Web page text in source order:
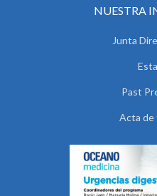
NUESTRA
Junta
Past
Acta de